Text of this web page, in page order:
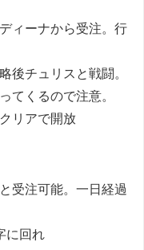
ィーナから受注。行
後チュリスと戦闘。
てくるので注意。
リアで開放
受注可能。一日経過
に回れ